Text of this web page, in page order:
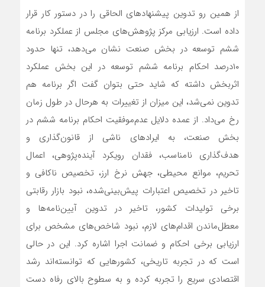
از همین رو تدوین پیشنهادهای الحاقی را در دستور کار قرار
داده است. ارزیابی مرکز پژوهش‌‌‌های مجلس از عملکرد برنامه
ششم توسعه در بخش صنعت نشان می‌دهد، تنها حدود
۱۰‌درصد احکام برنامه ششم توسعه در این بخش عملکرد
اثربخش داشته که شاید حتی بتوان گفت اگر برنامه هم
تدوین نمی‌‌‌شد، این میزان از تغییرات به هرحال در طول زمان
رخ می‌‌‌داد. از عمده دلایل عدم‌موفقیت احکام برنامه ششم در
بخش صنعت، به ایرادهای ناشی از قانون‌گذاری و
هدف‌گذاری نامناسب، فقدان رویکرد آینده‌‌‌پژوهی، اعمال
تحریم، موانع محیطی، جهش نرخ ارز، تخصیص ناکافی و
تاخیر در تخصیص اعتبارات پیش‌بینی‌شده، نبود بازار رقابتی
برخی تولیدات کشور، تاخیر در تدوین آیین‌‌‌نامه‌‌‌ها و
معطل‌ماندن اقدام‌‌‌های لازم، نبود شاخص‌های مشخص برای
ارزیابی برخی احکام و ضمانت اجرا اشاره کرد. این در حالی
است که در تجربه تاریخی، کشورهایی که توانسته‌اند رشد
اقتصادی سریع را تجربه کرده و به سطوح بالای رفاه دست